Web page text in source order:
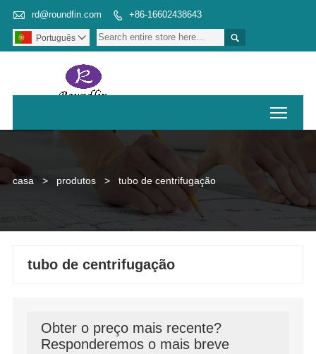
 rd@roundfin.com  +86-16602438643

Português 
casa > produtos > tubo de centrifugação
tubo de centrifugação
Obter o preço mais recente?
Responderemos o mais breve